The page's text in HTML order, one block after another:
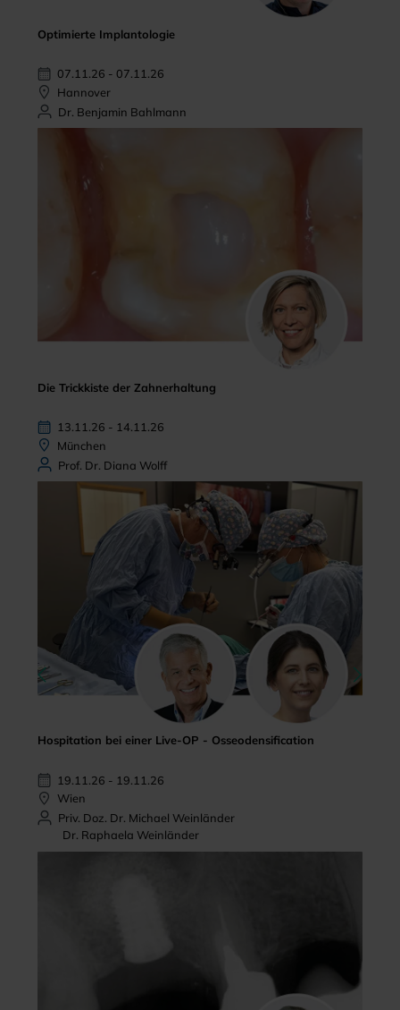
Optimierte Implantologie
07.11.26 - 07.11.26
Hannover
Dr. Benjamin Bahlmann
Die Trickkiste der Zahnerhaltung
13.11.26 - 14.11.26
München
Prof. Dr. Diana Wolff
Hospitation bei einer Live-OP - Osseodensification
19.11.26 - 19.11.26
Wien
Priv. Doz. Dr. Michael Weinländer
Dr. Raphaela Weinländer